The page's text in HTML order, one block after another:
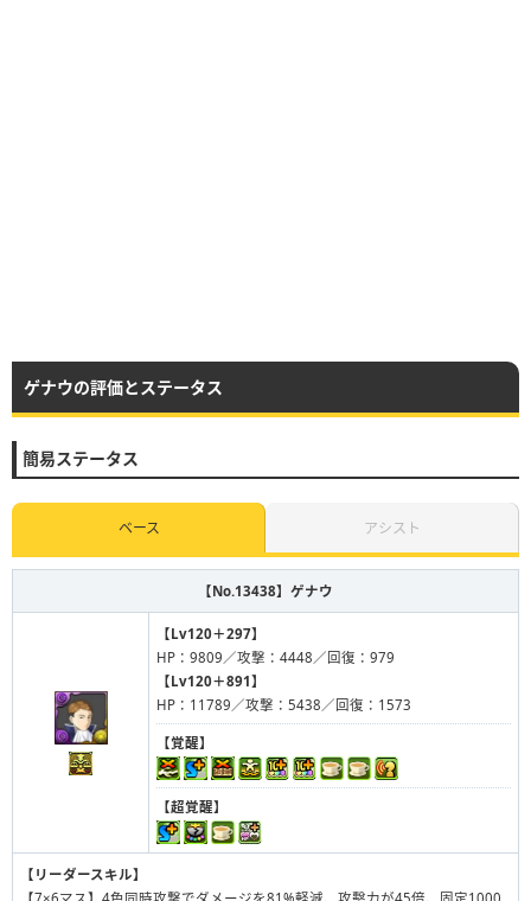
ゲナウの評価とステータス
簡易ステータス
ベース アシスト
【No.13438】 ゲナウ
【Lv120＋297】
HP：9809／攻撃：4448／回復：979
【Lv120＋891】
HP：11789／攻撃：5438／回復：1573
【覚醒】
【超覚醒】
【リーダースキル】